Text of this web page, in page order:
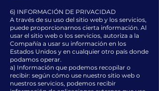
6) INFORMACIÓN DE PRIVACIDAD
A través de su uso del sitio web y los servicios,
puede proporcionarnos cierta información. Al
usar el sitio web o los servicios, autoriza a la
Compañía a usar su información en los
Estados Unidos y en cualquier otro país donde
podamos operar.
a) Información que podemos recopilar o
recibir: según cómo use nuestro sitio web o
nuestros servicios, podemos recibir